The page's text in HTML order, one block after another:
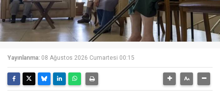
Yayınlanma: 08 Ağustos 2026 Cumartesi 00:15